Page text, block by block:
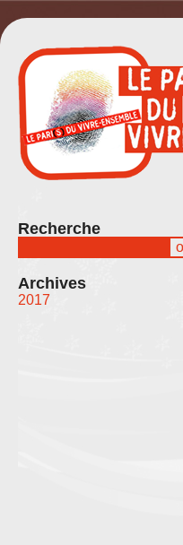
Recherche
Archives
2017